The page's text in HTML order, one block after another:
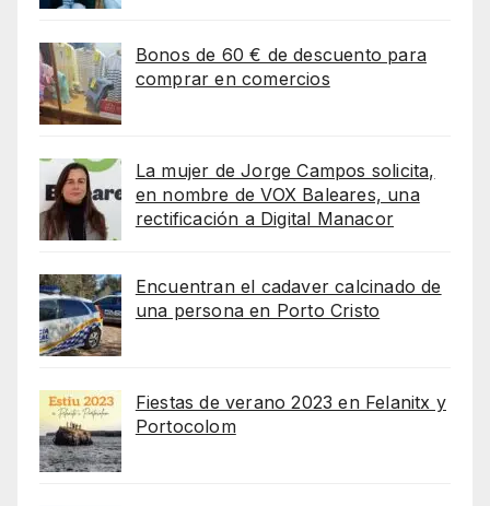
Bonos de 60 € de descuento para
comprar en comercios
La mujer de Jorge Campos solicita,
en nombre de VOX Baleares, una
rectificación a Digital Manacor
Encuentran el cadaver calcinado de
una persona en Porto Cristo
Fiestas de verano 2023 en Felanitx y
Portocolom